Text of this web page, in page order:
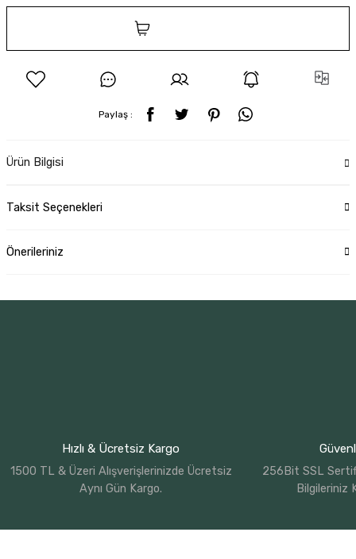
Paylaş :
Ürün Bilgisi
Taksit Seçenekleri
Önerileriniz
Hızlı & Ücretsiz Kargo
1500 TL & Üzeri Alışverişlerinizde Ücretsiz
Aynı Gün Kargo.
256Bit SSL
Bilgileriniz